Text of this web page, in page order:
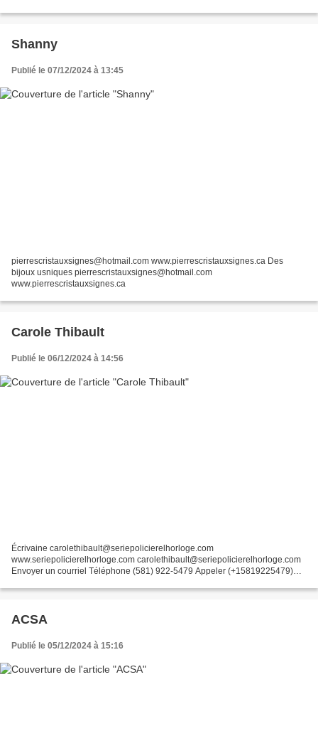
Shanny
Publié le 07/12/2024 à 13:45
pierrescristauxsignes@hotmail.com www.pierrescristauxsignes.ca Des
bijoux usniques pierrescristauxsignes@hotmail.com
www.pierrescristauxsignes.ca
Carole Thibault
Publié le 06/12/2024 à 14:56
Écrivaine carolethibault@seriepolicierelhorloge.com
www.seriepolicierelhorloge.com carolethibault@seriepolicierelhorloge.com
Envoyer un courriel Téléphone (581) 922-5479 Appeler (+15819225479)
ACSA
Publié le 05/12/2024 à 15:16